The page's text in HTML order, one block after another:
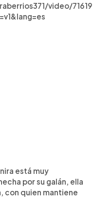
video/
está muy
por su galán, ella
con quien mantiene